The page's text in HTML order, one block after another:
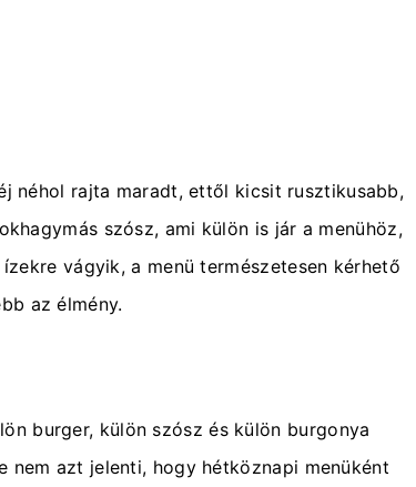
néhol rajta maradt, ettől kicsit rusztikusabb,
szósz, ami külön is jár a menühöz,
vágyik, a menü természetesen kérhető
az élmény.
burger, külön szósz és külön burgonya
azt jelenti, hogy hétköznapi menüként